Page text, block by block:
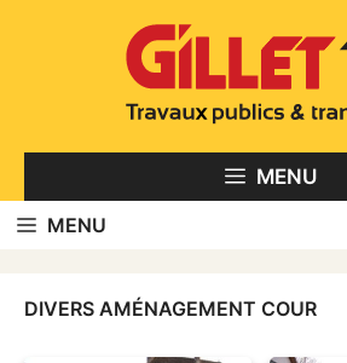
MENU
MENU
DIVERS AMÉNAGEMENT COUR